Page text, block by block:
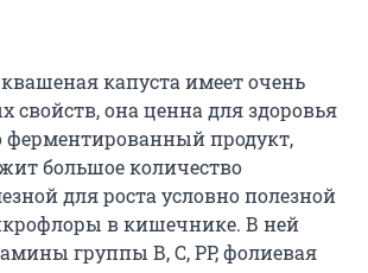
капуста имеет очень
свойств, она ценна для здоровья
ферментированный продукт,
большое количество
для роста условно полезной
в кишечнике. В ней
группы В, С, РР, фолиевая